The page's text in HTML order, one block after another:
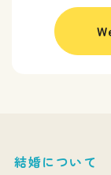
結婚について